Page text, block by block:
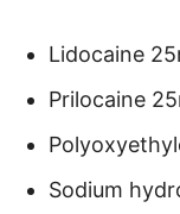
Lidocaine
Prilocaine
Sodium